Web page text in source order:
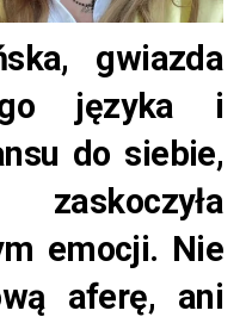
gwiazda
języka i
do siebie,
emocji. Nie
aferę, ani